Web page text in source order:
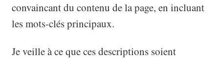
convaincant du contenu de la page, en incluant
les mots-clés principaux.
Je veille à ce que ces descriptions soient